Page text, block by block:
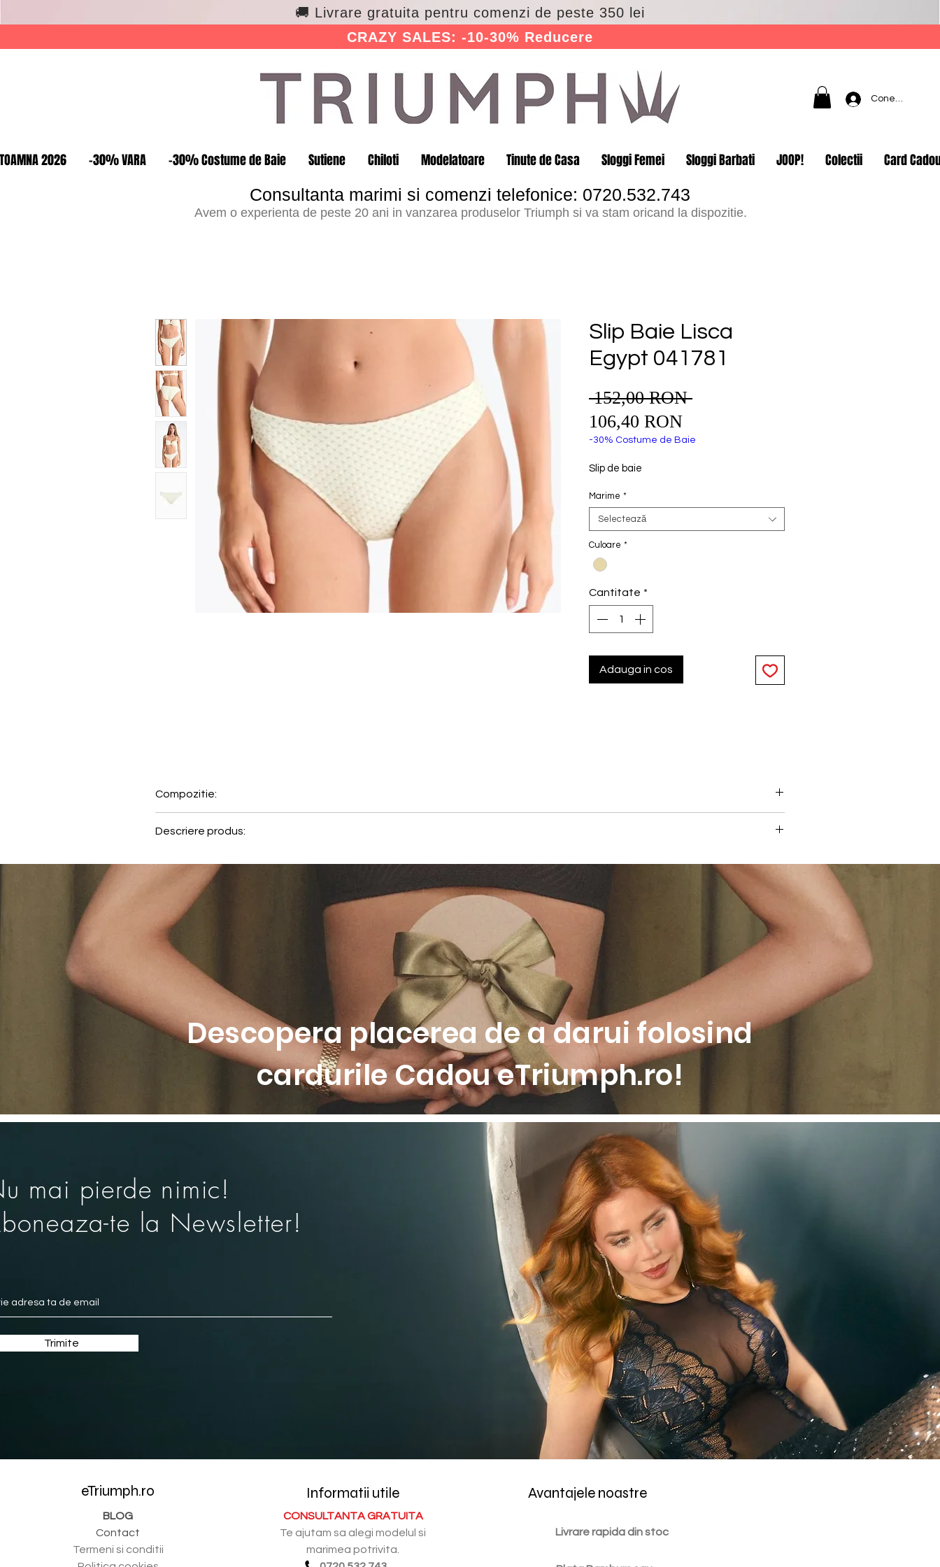
🚚 Livrare gratuita pentru comenzi de peste 350 lei
CRAZY SALES: -10-30% Reducere
Conectează-
TOAMNA 2026 -30% VARA -30% Costume de Baie Sutiene Chiloti Modelatoare Tinute de Casa Sloggi Femei Sloggi Barbati JOOP! Colectii Card
Consultanta marimi si comenzi telefonice: 0720.532.743
Avem o experienta de peste 20 ani in vanzarea produselor Triumph si va stam oricand la dispozitie.
Slip Baie Lisca
Egypt 041781
152,00 RON Preț
106,40 RONPreț
redus
-30% Costume de Baie
Slip de baie
Marime *
Selectează
Culoare *
Cantitate *
Adauga in cos
Compozitie:
Descriere produs:
metalice ofera un aspect rafinat si modern, ideal pentru zilele petrecute la plaja sau piscina.
• Slip de baie clasic, cu croiala confortabila
• Captuseala elastica pentru confort si sustinere suplimentara
• Material jacquard texturat cu fire metalice
• Inaltime aproximativa: 24 cm pentru marimea 38
• Se poate combina cu sutiene de baie din seria Egypt pentru un set complet
Descopera placerea de a darui folosind
cardurile Cadou eTriumph.ro!
mai pierde nimic!
te la Newsletter!
Trimite
eTriumph.ro
BLOG
Contact
Termeni si conditii
Informatii utile
CONSULTANTA GRATUITA
Te ajutam sa alegi modelul si
marimea potrivita.
Avantajele noastre
Livrare rapida din stoc